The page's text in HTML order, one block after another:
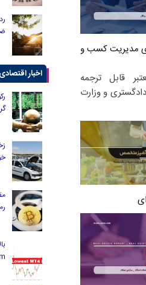
مدیریت کسب و
قابل ترجمه
و وزارت
اخبار اقتصادی